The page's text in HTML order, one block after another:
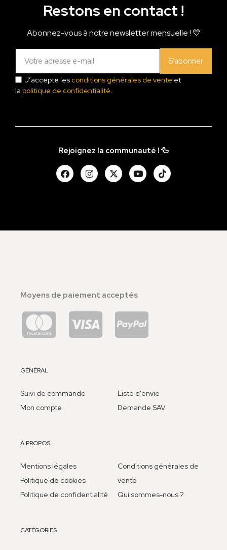
Restons en contact !
Abonnez-vous à notre newsletter mensuelle ! 💛
S’abonner
J’accepte les conditions générales de vente et
la politique de confidentialité.
Rejoignez la communauté ! 🦆
Moyens de paiement acceptés
GÉNÉRAL
Suivi de commande
Mon compte
Liste d'envie
Demande SAV
À PROPOS
Mentions légales
Politique de cookies
Politique de confidentialité
Conditions générales de
vente
Qui sommes-nous ?
CATÉGORIES